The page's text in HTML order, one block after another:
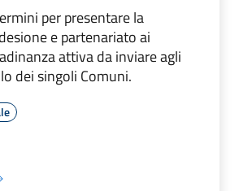
per presentare la
e partenariato ai
attiva da inviare agli
dei singoli Comuni.